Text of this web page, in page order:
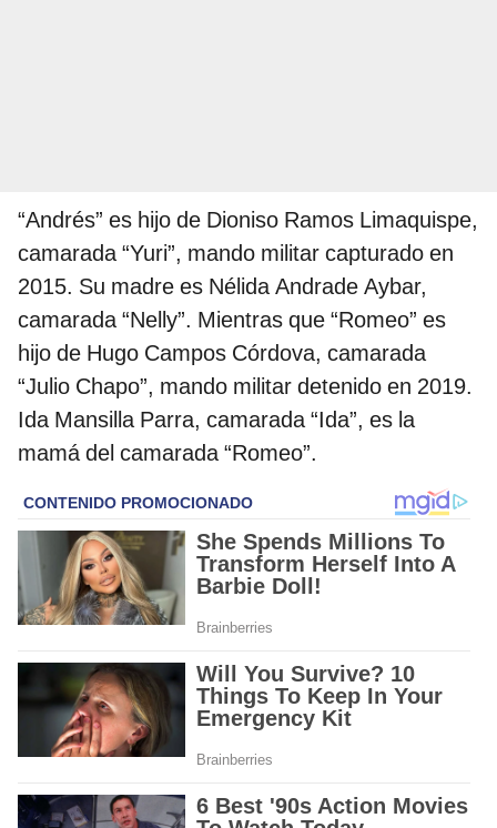
“Andrés” es hijo de Dioniso Ramos Limaquispe,
camarada “Yuri”, mando militar capturado en
2015. Su madre es Nélida Andrade Aybar,
camarada “Nelly”. Mientras que “Romeo” es
hijo de Hugo Campos Córdova, camarada
“Julio Chapo”, mando militar detenido en 2019.
Ida Mansilla Parra, camarada “Ida”, es la
mamá del camarada “Romeo”.